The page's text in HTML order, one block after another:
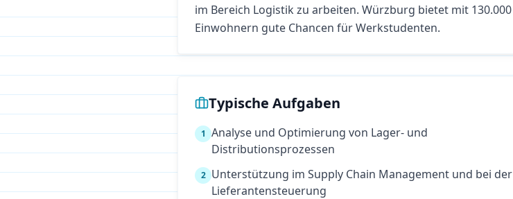
im Bereich Logistik zu arbeiten. Würzburg bietet mit 130.000
Einwohnern gute Chancen für Werkstudenten.
Typische Aufgaben
1 Analyse und Optimierung von Lager- und
Distributionsprozessen
2 Unterstützung im Supply Chain Management und bei der
Lieferantensteuerung